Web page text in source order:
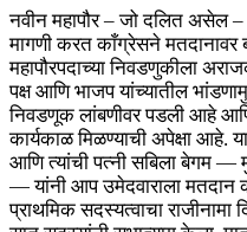
नवीन महापौर – जो दलित असेल –
मागणी करत काँग्रेसने मतदानावर
महापौरपदाच्या निवडणुकीला
पक्ष आणि भाजप यांच्यातील
निवडणूक लांबणीवर पडली आहे आणि
कार्यकाळ मिळण्याची अपेक्षा आहे.
आणि त्यांची पत्नी सबिला बेगम
— यांनी आप उमेदवाराला मतदान
प्राथमिक सदस्यत्वाचा